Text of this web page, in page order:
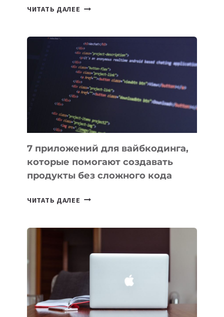
ЧИТАТЬ ДАЛЕЕ ТАСК-
ПОЛЕЗНЫХ
ИНСТРУМЕНТОВ
ДЛЯ
РАБОТЫ
7 приложений для вайбкодинга,
которые помогают создавать
продукты без сложного кода
ЧИТАТЬ ДАЛЕЕ
ПОМОГАЮТ
СОЗДАВАТЬ
БЕЗ
СЛОЖНОГО